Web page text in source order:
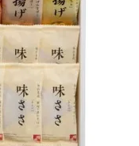
大漁旗特選詰合せ
お魚たんぱくわんぱくセ
ット